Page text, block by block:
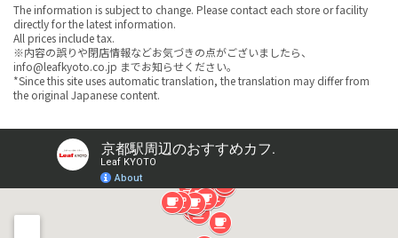
The information is subject to change. Please contact each store or facility
directly for the latest information.
All prices include tax.
※内容の誤りや閉店情報などお気づきの点がございましたら、
info@leafkyoto.co.jp までお知らせください。
*Since this site uses automatic translation, the translation may differ from
the original Japanese content.